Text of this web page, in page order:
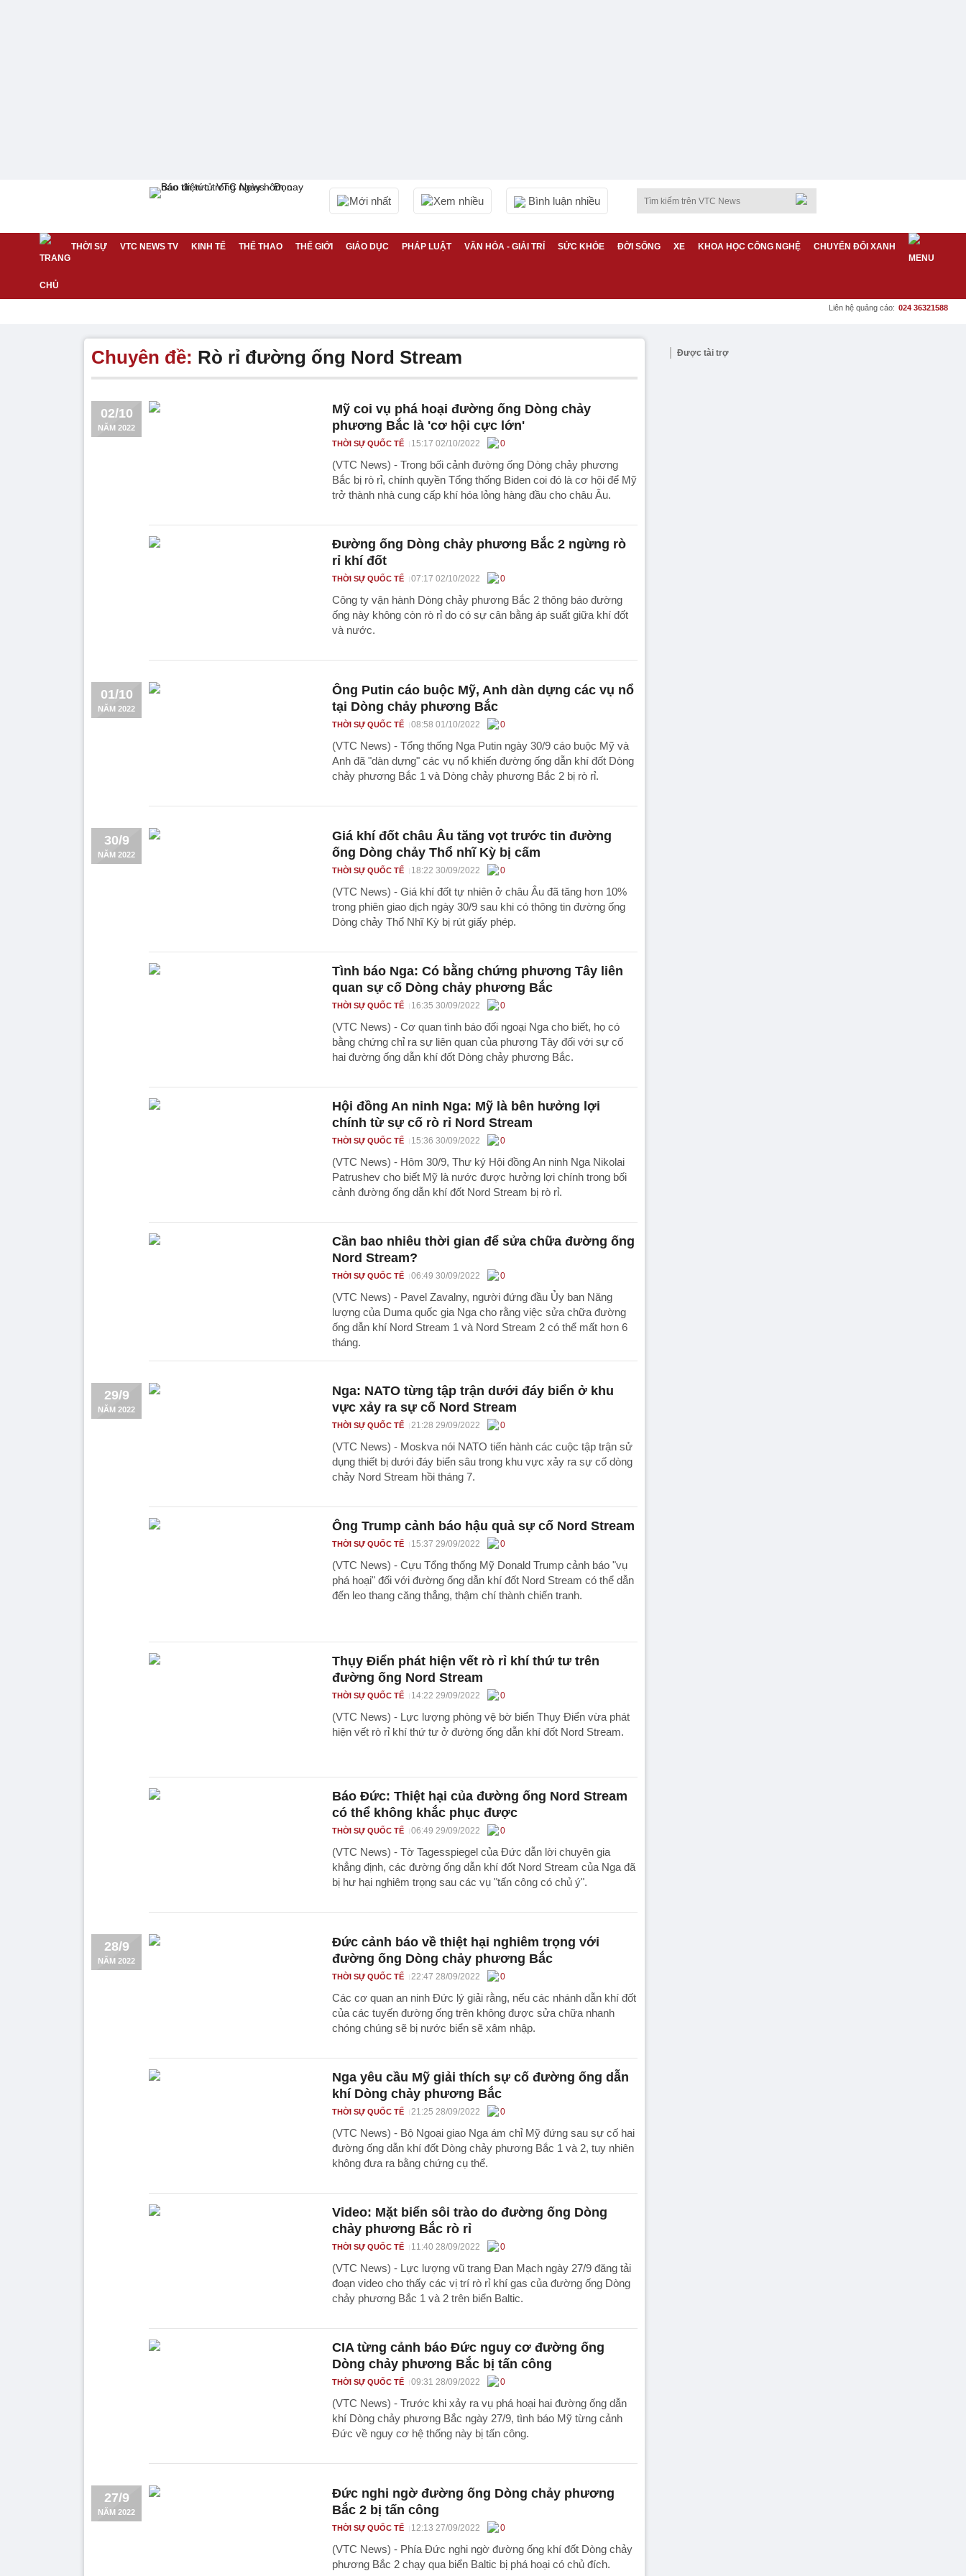
Mới nhất Xem nhiều Bình luận nhiều
THỜI SỰ VTC NEWS TV KINH TẾ THỂ THAO THẾ GIỚI GIÁO DỤC PHÁP LUẬT VĂN HÓA - GIẢI TRÍ SỨC KHỎE ĐỜI SỐNG XE KHOA HỌC CÔNG NGHỆ CHUYỂN ĐỔI XANH
Liên hệ quảng cáo: 024 36321588
Chuyên đề: Rò rỉ đường ống Nord Stream
02/10
NĂM 2022
Mỹ coi vụ phá hoại đường ống Dòng chảy
phương Bắc là 'cơ hội cực lớn'
THỜI SỰ QUỐC TẾ 15:17 02/10/2022 0
(VTC News) - Trong bối cảnh đường ống Dòng chảy phương
Bắc bị rò rỉ, chính quyền Tổng thống Biden coi đó là cơ hội để Mỹ
trở thành nhà cung cấp khí hóa lỏng hàng đầu cho châu Âu.
Đường ống Dòng chảy phương Bắc 2 ngừng rò
rỉ khí đốt
THỜI SỰ QUỐC TẾ 07:17 02/10/2022 0
Công ty vận hành Dòng chảy phương Bắc 2 thông báo đường
ống này không còn rò rỉ do có sự cân bằng áp suất giữa khí đốt
và nước.
01/10
NĂM 2022
Ông Putin cáo buộc Mỹ, Anh dàn dựng các vụ nổ
tại Dòng chảy phương Bắc
THỜI SỰ QUỐC TẾ 08:58 01/10/2022 0
(VTC News) - Tổng thống Nga Putin ngày 30/9 cáo buộc Mỹ và
Anh đã "dàn dựng" các vụ nổ khiến đường ống dẫn khí đốt Dòng
chảy phương Bắc 1 và Dòng chảy phương Bắc 2 bị rò rỉ.
30/9
NĂM 2022
Giá khí đốt châu Âu tăng vọt trước tin đường
ống Dòng chảy Thổ nhĩ Kỳ bị cấm
THỜI SỰ QUỐC TẾ 18:22 30/09/2022 0
(VTC News) - Giá khí đốt tự nhiên ở châu Âu đã tăng hơn 10%
trong phiên giao dịch ngày 30/9 sau khi có thông tin đường ống
Dòng chảy Thổ Nhĩ Kỳ bị rút giấy phép.
Tình báo Nga: Có bằng chứng phương Tây liên
quan sự cố Dòng chảy phương Bắc
THỜI SỰ QUỐC TẾ 16:35 30/09/2022 0
(VTC News) - Cơ quan tình báo đối ngoại Nga cho biết, họ có
bằng chứng chỉ ra sự liên quan của phương Tây đối với sự cố
hai đường ống dẫn khí đốt Dòng chảy phương Bắc.
Hội đồng An ninh Nga: Mỹ là bên hưởng lợi
chính từ sự cố rò rỉ Nord Stream
THỜI SỰ QUỐC TẾ 15:36 30/09/2022 0
(VTC News) - Hôm 30/9, Thư ký Hội đồng An ninh Nga Nikolai
Patrushev cho biết Mỹ là nước được hưởng lợi chính trong bối
cảnh đường ống dẫn khí đốt Nord Stream bị rò rỉ.
Cần bao nhiêu thời gian để sửa chữa đường ống
Nord Stream?
THỜI SỰ QUỐC TẾ 06:49 30/09/2022 0
(VTC News) - Pavel Zavalny, người đứng đầu Ủy ban Năng
lượng của Duma quốc gia Nga cho rằng việc sửa chữa đường
ống dẫn khí Nord Stream 1 và Nord Stream 2 có thể mất hơn 6
tháng.
29/9
NĂM 2022
Nga: NATO từng tập trận dưới đáy biển ở khu
vực xảy ra sự cố Nord Stream
THỜI SỰ QUỐC TẾ 21:28 29/09/2022 0
(VTC News) - Moskva nói NATO tiến hành các cuộc tập trận sử
dụng thiết bị dưới đáy biển sâu trong khu vực xảy ra sự cố dòng
chảy Nord Stream hồi tháng 7.
Ông Trump cảnh báo hậu quả sự cố Nord Stream
THỜI SỰ QUỐC TẾ 15:37 29/09/2022 0
(VTC News) - Cựu Tổng thống Mỹ Donald Trump cảnh báo "vụ
phá hoại" đối với đường ống dẫn khí đốt Nord Stream có thể dẫn
đến leo thang căng thẳng, thậm chí thành chiến tranh.
Thụy Điển phát hiện vết rò rỉ khí thứ tư trên
đường ống Nord Stream
THỜI SỰ QUỐC TẾ 14:22 29/09/2022 0
(VTC News) - Lực lượng phòng vệ bờ biển Thụy Điển vừa phát
hiện vết rò rỉ khí thứ tư ở đường ống dẫn khí đốt Nord Stream.
Báo Đức: Thiệt hại của đường ống Nord Stream
có thể không khắc phục được
THỜI SỰ QUỐC TẾ 06:49 29/09/2022 0
(VTC News) - Tờ Tagesspiegel của Đức dẫn lời chuyên gia
khẳng định, các đường ống dẫn khí đốt Nord Stream của Nga đã
bị hư hại nghiêm trọng sau các vụ "tấn công có chủ ý".
28/9
NĂM 2022
Đức cảnh báo về thiệt hại nghiêm trọng với
đường ống Dòng chảy phương Bắc
THỜI SỰ QUỐC TẾ 22:47 28/09/2022 0
Các cơ quan an ninh Đức lý giải rằng, nếu các nhánh dẫn khí đốt
của các tuyến đường ống trên không được sửa chữa nhanh
chóng chúng sẽ bị nước biển sẽ xâm nhập.
Nga yêu cầu Mỹ giải thích sự cố đường ống dẫn
khí Dòng chảy phương Bắc
THỜI SỰ QUỐC TẾ 21:25 28/09/2022 0
(VTC News) - Bộ Ngoại giao Nga ám chỉ Mỹ đứng sau sự cố hai
đường ống dẫn khí đốt Dòng chảy phương Bắc 1 và 2, tuy nhiên
không đưa ra bằng chứng cụ thể.
Video: Mặt biển sôi trào do đường ống Dòng
chảy phương Bắc rò rỉ
THỜI SỰ QUỐC TẾ 11:40 28/09/2022 0
(VTC News) - Lực lượng vũ trang Đan Mạch ngày 27/9 đăng tải
đoạn video cho thấy các vị trí rò rỉ khí gas của đường ống Dòng
chảy phương Bắc 1 và 2 trên biển Baltic.
CIA từng cảnh báo Đức nguy cơ đường ống
Dòng chảy phương Bắc bị tấn công
THỜI SỰ QUỐC TẾ 09:31 28/09/2022 0
(VTC News) - Trước khi xảy ra vụ phá hoại hai đường ống dẫn
khí Dòng chảy phương Bắc ngày 27/9, tình báo Mỹ từng cảnh
Đức về nguy cơ hệ thống này bị tấn công.
27/9
NĂM 2022
Đức nghi ngờ đường ống Dòng chảy phương
Bắc 2 bị tấn công
THỜI SỰ QUỐC TẾ 12:13 27/09/2022 0
(VTC News) - Phía Đức nghi ngờ đường ống khí đốt Dòng chảy
phương Bắc 2 chạy qua biển Baltic bị phá hoại có chủ đích.
Được tài trợ